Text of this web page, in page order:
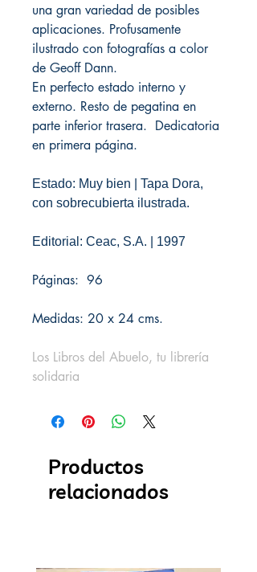
una gran variedad de posibles
aplicaciones. Profusamente
ilustrado con fotografías a color
de Geoff Dann.
En perfecto estado interno y
externo. Resto de pegatina en
parte inferior trasera. Dedicatoria
en primera página.
Estado: Muy bien | Tapa Dora,
con sobrecubierta ilustrada.
Editorial: Ceac, S.A. | 1997
Páginas: 96
Medidas: 20 x 24 cms.
Los Libros del Abuelo, tu librería
solidaria
Productos
relacionados